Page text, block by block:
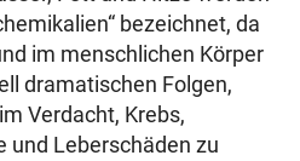
bezeichnet, da
im menschlichen Körper
dramatischen Folgen,
Verdacht, Krebs,
und Leberschäden zu